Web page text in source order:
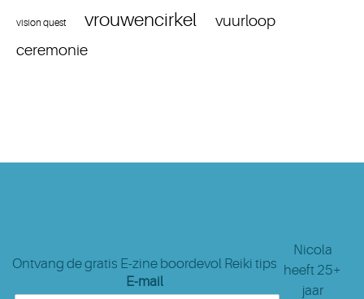
vision quest vrouwencirkel
vuurloop
ceremonie
Ontvang de gratis E-zine boordevol Reiki tips
E-mail
Nicola
heeft 25+
jaar